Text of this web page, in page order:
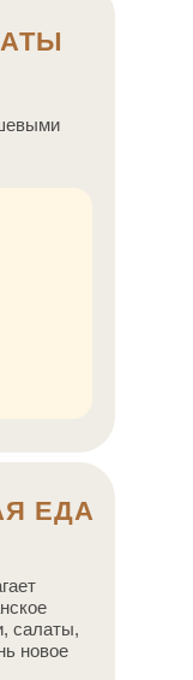
ЕДА
салаты,
новое